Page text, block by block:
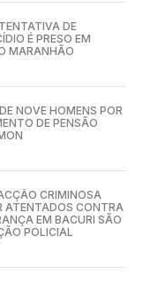
DE
É PRESO EM
MARANHÃO
NOVE HOMENS POR
DE PENSÃO
CRIMINOSA
ATENTADOS CONTRA
EM BACURI SÃO
POLICIAL